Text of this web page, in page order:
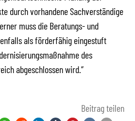
durch vorhandene Sachverständige
muss die Beratungs- und
als förderfähig eingestuft
des
abgeschlossen wird.”
Beitrag teilen